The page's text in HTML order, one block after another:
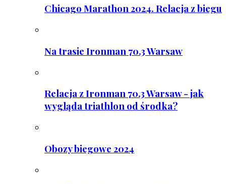
Chicago Marathon 2024. Relacja z biegu
Na trasie Ironman 70.3 Warsaw
Relacja z Ironman 70.3 Warsaw - jak
wygląda triathlon od środka?
Obozy biegowe 2024